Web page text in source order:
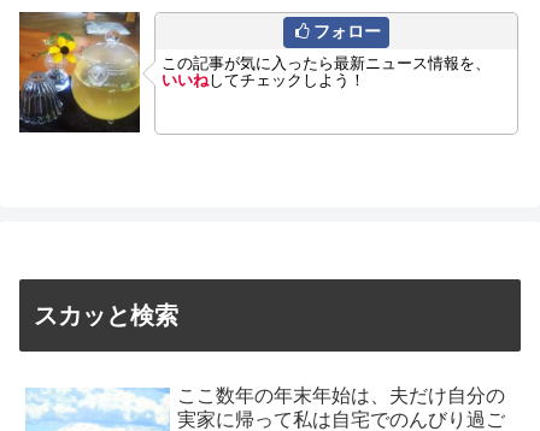
フォロー
この記事が気に入ったら最新ニュース情報を、
いいねしてチェックしよう！
スカッと検索
ここ数年の年末年始は、夫だけ自分の
実家に帰って私は自宅でのんびり過ご